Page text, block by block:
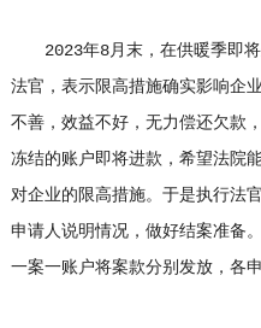
2023年8月末，在供暖季即将
法官，表示限高措施确实影响企
不善，效益不好，无力偿还欠款
冻结的账户即将进款，希望法院
对企业的限高措施。于是执行法
申请人说明情况，做好结案准备
一案一账户将案款分别发放，各